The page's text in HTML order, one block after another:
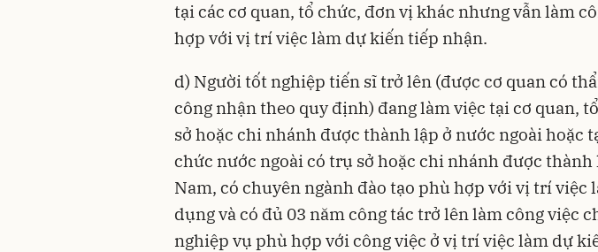
tại các cơ quan, tổ chức, đơn vị khác nhưng vẫn làm
hợp với vị trí việc làm dự kiến tiếp nhận.
d) Người tốt nghiệp tiến sĩ trở lên (được cơ quan có
công nhận theo quy định) đang làm việc tại cơ quan,
sở hoặc chi nhánh được thành lập ở nước ngoài hoặc
chức nước ngoài có trụ sở hoặc chi nhánh được thành
Nam, có chuyên ngành đào tạo phù hợp với vị trí việc
dụng và có đủ 03 năm công tác trở lên làm công việc
nghiệp vụ phù hợp với công việc ở vị trí việc làm dự